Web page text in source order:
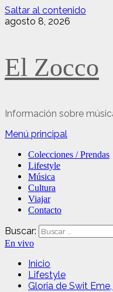
Saltar al contenido
agosto 8, 2026
El Zocco
Información sobre
Menú principal
Colecciones / Prendas
Lifestyle
Música
Cultura
Viajar
Contacto
Buscar:
En vivo
Inicio
Lifestyle
Gloria de Swit